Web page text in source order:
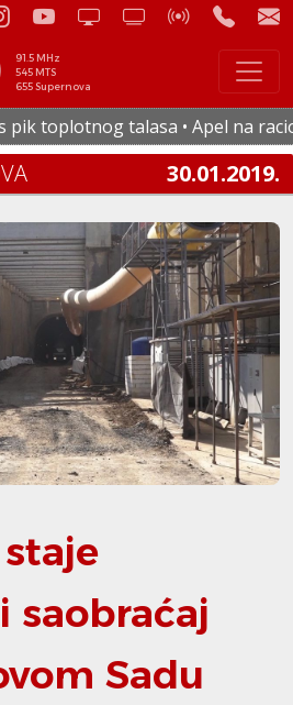
91.5 MHz
545 MTS
655 Supernova
toplotnog talasa • Apel na
30.01.2019.
saobraćaj
Sadu